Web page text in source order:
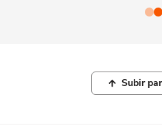
Subir